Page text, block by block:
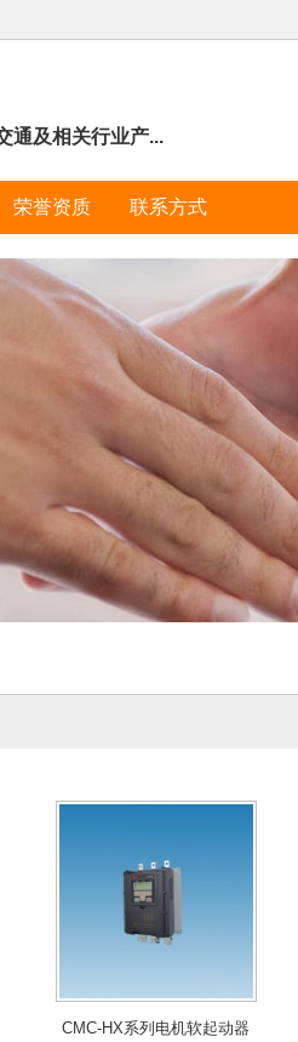
通及相关行业产...
荣誉资质 联系方式
CMC-HX系列电机软起动器